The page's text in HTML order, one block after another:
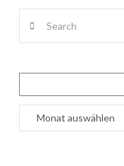
Archiv